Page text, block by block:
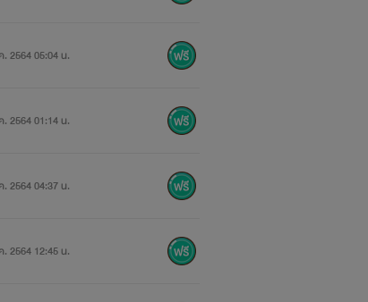
. 2564 05:04 น.
2564 01:14 น.
2564 04:37 น.
2564 12:45 น.